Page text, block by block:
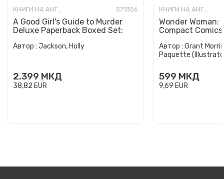
КНИГИ НА АНГЛИСКИ ЈАЗИК 371356
A Good Girl's Guide to Murder
Deluxe Paperback Boxed Set:
Автор : Jackson, Holly
2.399 МКД
38,82 EUR
КНИГИ НА АНГЛИСКИ ЈАЗИК
Wonder Woman:
Compact
Автор : Grant
Paquette
599 МКД
9,69 EUR